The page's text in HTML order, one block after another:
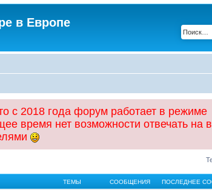
в Европе
с 2018 года форум работает в режиме
время нет возможности отвечать на
ТЕМЫ СООБЩЕНИЯ ПОСЛЕДНЕЕ